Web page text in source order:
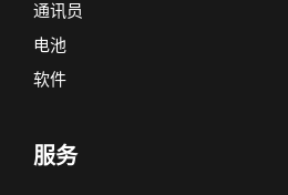
通讯员
电池
软件
服务